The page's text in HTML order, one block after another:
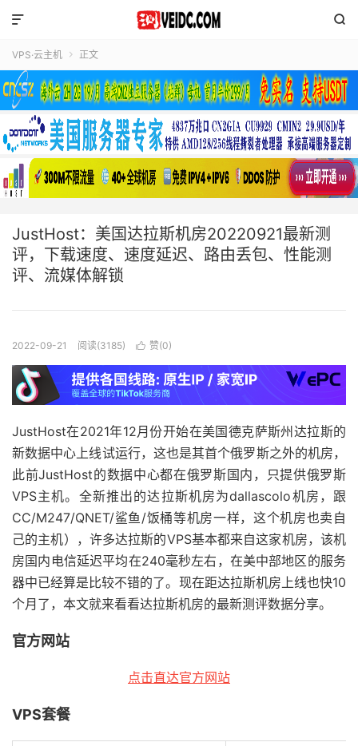


VPS·云主机  正文
JustHost：美国达拉斯机房20220921最新测
评，下载速度、速度延迟、路由丢包、性能测
评、流媒体解锁
2022-09-21 阅读(3185)  赞(0)
JustHost在2021年12月份开始在美国德克萨斯州达拉斯的
新数据中心上线试运行，这也是其首个俄罗斯之外的机房，
此前JustHost的数据中心都在俄罗斯国内，只提供俄罗斯
VPS主机。全新推出的达拉斯机房为dallascolo机房，跟
CC/M247/QNET/鲨鱼/饭桶等机房一样，这个机房也卖自
己的主机），许多达拉斯的VPS基本都来自这家机房，该机
房国内电信延迟平均在240毫秒左右，在美中部地区的服务
器中已经算是比较不错的了。现在距达拉斯机房上线也快10
个月了，本文就来看看达拉斯机房的最新测评数据分享。
官方网站
点击直达官方网站
VPS套餐